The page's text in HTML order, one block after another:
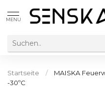
MENU
Startseite /
MAISKA
-30ºC